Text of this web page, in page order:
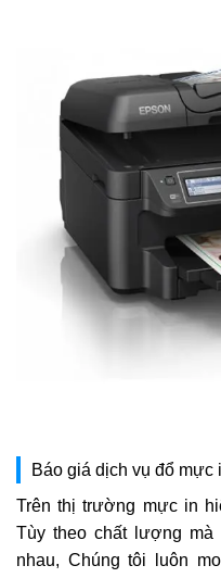
Báo giá dịch vụ đổ mực
Trên thị trường mực in
Tùy theo chất lượng
nhau, Chúng tôi luôn